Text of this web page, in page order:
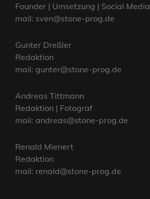
Founder | Umsetzung | Social Media
mail: sven@stone-prog.de
Gunter Dreßler
Redaktion
mail: gunter@stone-prog.de
Andreas Tittmann
Redaktion | Fotograf
mail: andreas@stone-prog.de
Renald Mienert
Redaktion
mail: renald@stone-prog.de